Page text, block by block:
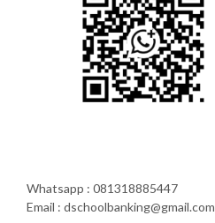
Whatsapp : 081318885447
Email : dschoolbanking@gmail.com